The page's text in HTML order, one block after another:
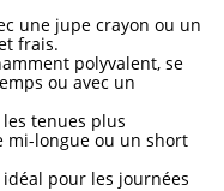
une jupe crayon ou un
frais.
polyvalent, se
ou avec un
tenues plus
mi-longue ou un short
pour les journées